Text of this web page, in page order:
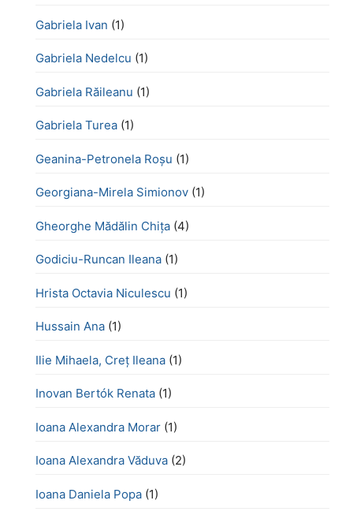
Gabriela Ivan (1)
Gabriela Nedelcu (1)
Gabriela Răileanu (1)
Gabriela Turea (1)
Geanina-Petronela Roșu (1)
Georgiana-Mirela Simionov (1)
Gheorghe Mădălin Chiţa (4)
Godiciu-Runcan Ileana (1)
Hrista Octavia Niculescu (1)
Hussain Ana (1)
Ilie Mihaela, Creț Ileana (1)
Inovan Bertók Renata (1)
Ioana Alexandra Morar (1)
Ioana Alexandra Văduva (2)
Ioana Daniela Popa (1)